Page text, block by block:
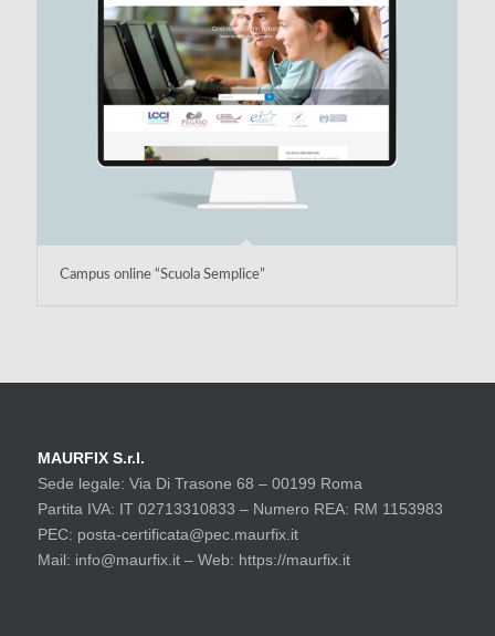
Campus online “Scuola Semplice”
MAURFIX S.r.l.
Sede legale: Via Di Trasone 68 – 00199 Roma
Partita IVA: IT 02713310833 – Numero REA: RM 1153983
PEC: posta-certificata@pec.maurfix.it
Mail: info@maurfix.it – Web: https://maurfix.it